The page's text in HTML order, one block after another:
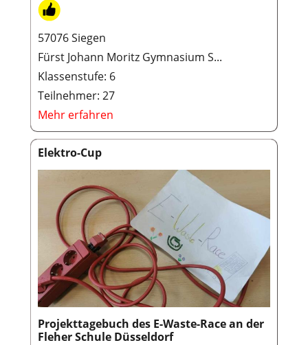
57076 Siegen
Fürst Johann Moritz Gymnasium S...
Klassenstufe: 6
Teilnehmer: 27
Mehr erfahren
Elektro-Cup
Projekttagebuch des E-Waste-Race an der
Fleher Schule Düsseldorf